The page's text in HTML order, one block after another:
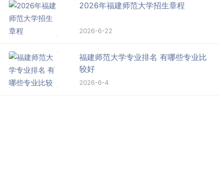
2026年福建师范大学招生章程
2026-6-22
福建师范大学专业排名 有哪些专业比
较好
2026-6-4